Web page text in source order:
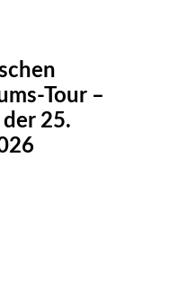
Tour –
25.